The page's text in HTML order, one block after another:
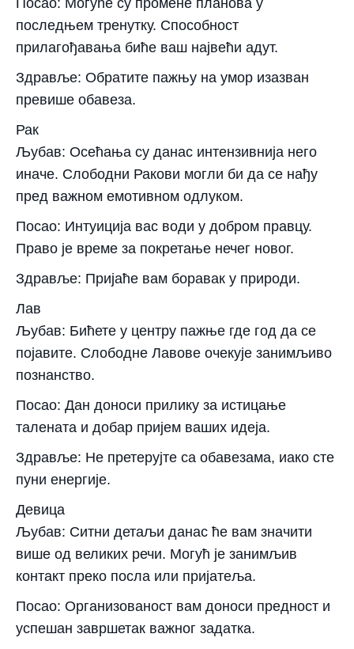
последњем тренутку. Способност
прилагођавања биће ваш највећи адут.
Здравље: Обратите пажњу на умор изазван
превише обавеза.
Рак
Љубав: Осећања су данас интензивнија него
иначе. Слободни Ракови могли би да се нађу
пред важном емотивном одлуком.
Посао: Интуиција вас води у добром правцу.
Право је време за покретање нечег новог.
Здравље: Пријаће вам боравак у природи.
Лав
Љубав: Бићете у центру пажње где год да се
појавите. Слободне Лавове очекује занимљиво
познанство.
Посао: Дан доноси прилику за истицање
талената и добар пријем ваших идеја.
Здравље: Не претерујте са обавезама, иако сте
пуни енергије.
Девица
Љубав: Ситни детаљи данас ће вам значити
више од великих речи. Могућ је занимљив
контакт преко посла или пријатеља.
Посао: Организованост вам доноси предност и
успешан завршетак важног задатка.